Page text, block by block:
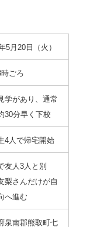
5月20日（火）
ごろ
学があり、通常
30分早く下校
4人で帰宅開始
友人3人と別
梨さんだけが自
へ進む
泉南郡熊取町七